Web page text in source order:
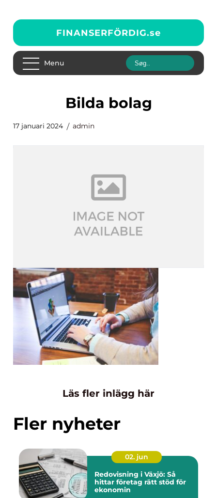
FINANSERFÖRDIG.se
Menu
bilda bolag
17 januari 2024 admin
Läs fler inlägg här
Fler nyheter
02. jun
Redovisning i Växjö: Så
hittar företag rätt stöd för
ekonomin